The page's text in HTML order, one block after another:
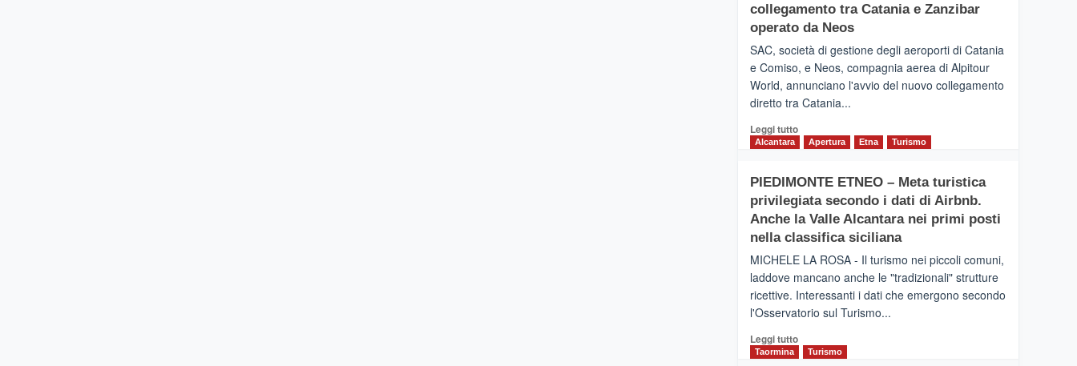
collegamento tra Catania e Zanzibar
operato da Neos
SAC, società di gestione degli aeroporti di Catania
e Comiso, e Neos, compagnia aerea di Alpitour
World, annunciano l'avvio del nuovo collegamento
diretto tra Catania...
Leggi tuttoLeggi
CATANIA
–
Inaugurato
il
collegamento
tra
Catania
e
operato
da
Alcantara Apertura Etna Turismo
PIEDIMONTE ETNEO – Meta turistica
privilegiata secondo i dati di Airbnb.
Anche la Valle Alcantara nei primi posti
nella classifica siciliana
MICHELE LA ROSA - Il turismo nei piccoli comuni,
laddove mancano anche le "tradizionali" strutture
ricettive. Interessanti i dati che emergono secondo
l'Osservatorio sul Turismo...
Leggi tuttoLeggi
Taormina Turismo